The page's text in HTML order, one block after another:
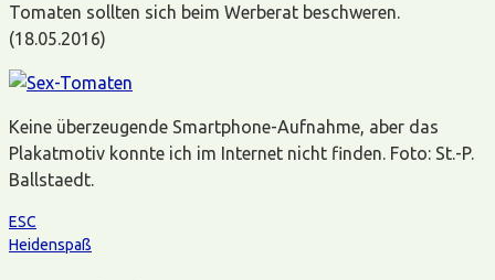
Tomaten sollten sich beim Werberat beschweren.
(18.05.2016)
Keine überzeugende Smartphone-Aufnahme, aber das
Plakatmotiv konnte ich im Internet nicht finden. Foto: St.-P.
Ballstaedt.
ESC
Heidenspaß